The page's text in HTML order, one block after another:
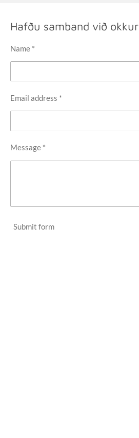
o
k
Hafðu samband við okkur
Name *
Email address *
Message *
Submit form